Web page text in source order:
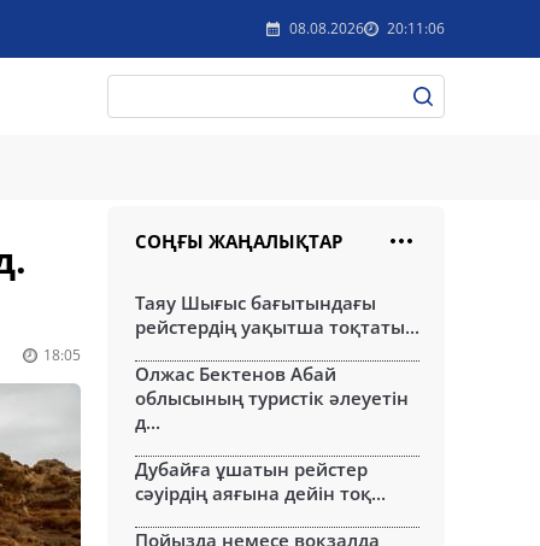
08.08.2026 20:11:06
18:05
СОҢҒЫ ЖАҢАЛЫҚТАР
Таяу Шығыс бағытындағы
рейстердің уақытша тоқтаты...
Олжас Бектенов Абай
облысының туристік әлеуетін
д...
Дубайға ұшатын рейстер
сәуірдің аяғына дейін тоқ...
Пойызда немесе вокзалда